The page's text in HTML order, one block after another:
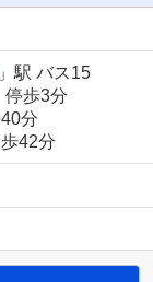
」駅 バス15
停歩3分
分
歩42分